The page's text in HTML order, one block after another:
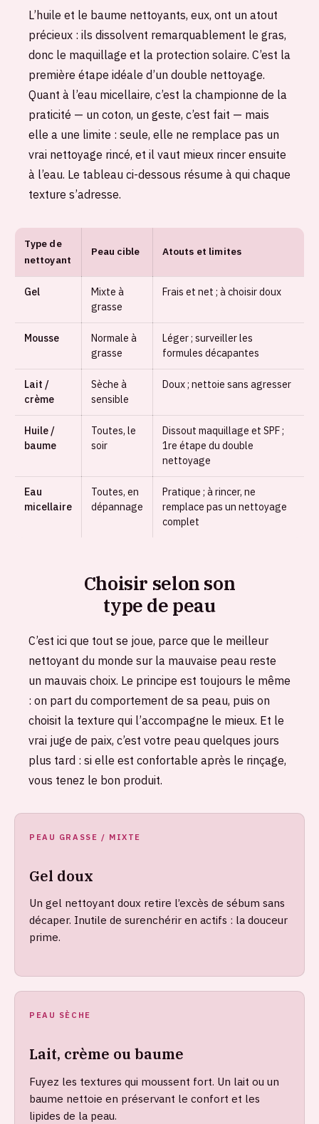
L’huile et le baume nettoyants, eux, ont un atout
précieux : ils dissolvent remarquablement le gras,
donc le maquillage et la protection solaire. C’est la
première étape idéale d’un double nettoyage.
Quant à l’eau micellaire, c’est la championne de la
praticité — un coton, un geste, c’est fait — mais
elle a une limite : seule, elle ne remplace pas un
vrai nettoyage rincé, et il vaut mieux rincer ensuite
à l’eau. Le tableau ci-dessous résume à qui chaque
texture s’adresse.
Type de
nettoyant
Peau cible Atouts et limites
Gel
Mixte à
grasse
Frais et net ; à choisir doux
Mousse
Normale à
grasse
Léger ; surveiller les
formules décapantes
Lait /
crème
Sèche à
sensible
Doux ; nettoie sans agresser
Huile /
baume
Toutes, le
soir
Dissout maquillage et SPF ;
1re étape du double
nettoyage
Eau
micellaire
Toutes, en
dépannage
Pratique ; à rincer, ne
remplace pas un nettoyage
complet
Choisir selon son
type de peau
C’est ici que tout se joue, parce que le meilleur
nettoyant du monde sur la mauvaise peau reste
un mauvais choix. Le principe est toujours le même
: on part du comportement de sa peau, puis on
choisit la texture qui l’accompagne le mieux. Et le
vrai juge de paix, c’est votre peau quelques jours
plus tard : si elle est confortable après le rinçage,
vous tenez le bon produit.
PEAU GRASSE / MIXTE
Gel doux
Un gel nettoyant doux retire l’excès de sébum sans
décaper. Inutile de surenchérir en actifs : la douceur
prime.
PEAU SÈCHE
Lait, crème ou baume
Fuyez les textures qui moussent fort. Un lait ou un
baume nettoie en préservant le confort et les
lipides de la peau.